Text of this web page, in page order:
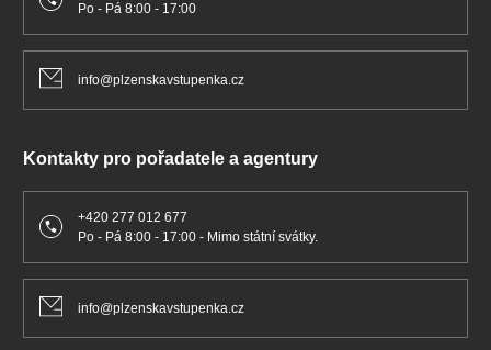
Po - Pá 8:00 - 17:00
info@plzenskavstupenka.cz
Kontakty pro pořadatele a agentury
+420 277 012 677
Po - Pá 8:00 - 17:00 - Mimo státní svátky.
info@plzenskavstupenka.cz